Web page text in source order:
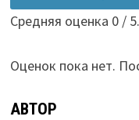
Средняя оценка 0/
Оценок пока нет.
АВТОР